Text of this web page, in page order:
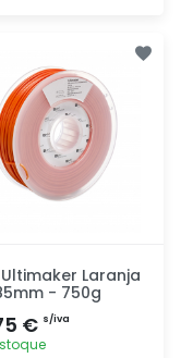
Ultimaker Laranja
- 750g
€ s/iva